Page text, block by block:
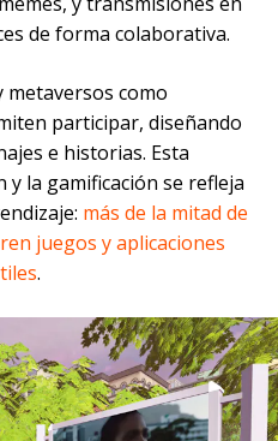
de forma colaborativa.
como
participar, diseñando
e historias. Esta
y la gamificación se refleja
más de la mitad de
juegos y aplicaciones
.